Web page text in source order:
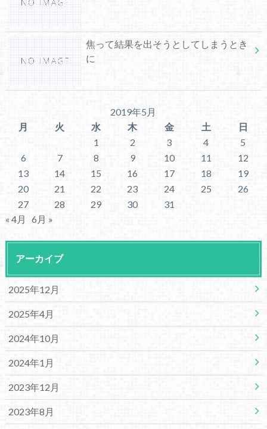
焦って結果を出そうとしてしまうとき
に
2019年5月
月
火 水 木 金 土
日
1
2 3 4
5
6
7 8 9 10 11
12
13
14 15 16 17 18
19
20
21 22 23 24 25
26
27
28 29 30
31
« 4月
6月 »
アーカイブ
2025年12月
2025年4月
2024年10月
2024年1月
2023年12月
2023年8月